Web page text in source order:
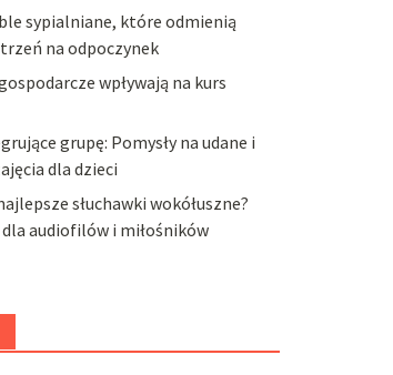
sypialniane, które odmienią
na odpoczynek
wpływają na kurs
grupę: Pomysły na udane i
dla dzieci
słuchawki wokółuszne?
audiofilów i miłośników